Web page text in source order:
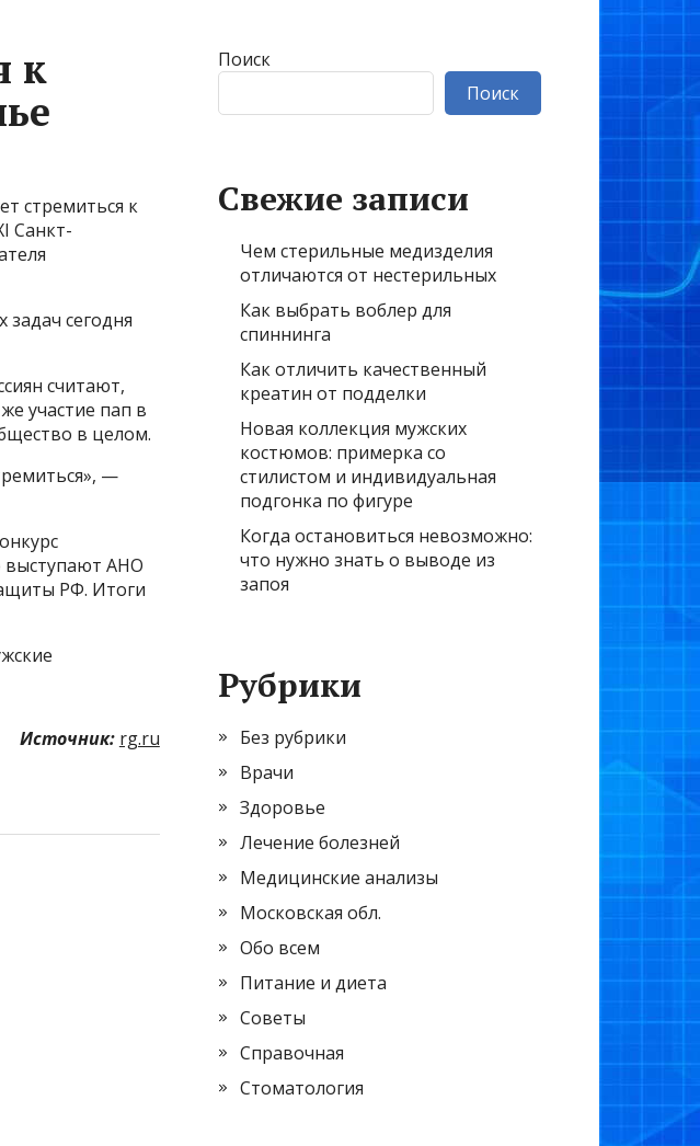
к
стремиться к
Санкт-
сегодня
считают,
участие пап в
в целом.
—
выступают АНО
РФ. Итоги
Источник: rg.ru
Поиск
Поиск
Свежие записи
Чем стерильные медизделия
отличаются от нестерильных
Как выбрать воблер для
спиннинга
Как отличить качественный
креатин от подделки
Новая коллекция мужских
костюмов: примерка со
стилистом и индивидуальная
подгонка по фигуре
Когда остановиться невозможно:
что нужно знать о выводе из
запоя
Рубрики
Без рубрики
Врачи
Здоровье
Лечение болезней
Медицинские анализы
Московская обл.
Обо всем
Питание и диета
Советы
Справочная
Стоматология